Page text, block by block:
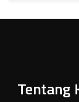
Tentang